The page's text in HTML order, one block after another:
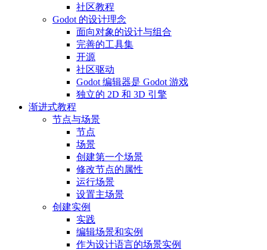
社区教程
Godot 的设计理念
面向对象的设计与组合
完善的工具集
开源
社区驱动
Godot 编辑器是 Godot 游戏
独立的 2D 和 3D 引擎
渐进式教程
节点与场景
节点
场景
创建第一个场景
修改节点的属性
运行场景
设置主场景
创建实例
实践
编辑场景和实例
作为设计语言的场景实例